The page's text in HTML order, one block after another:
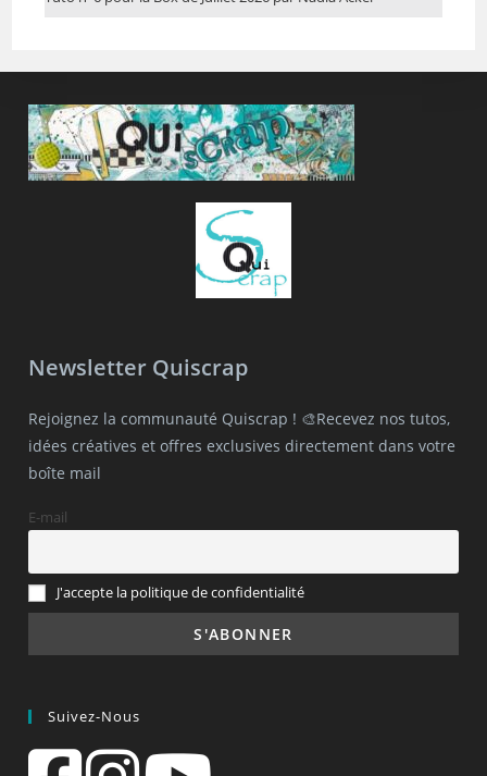
Newsletter Quiscrap
Rejoignez la communauté Quiscrap ! 🎨Recevez nos tutos,
idées créatives et offres exclusives directement dans votre
boîte mail
E-mail
J'accepte la politique de confidentialité
Suivez-Nous